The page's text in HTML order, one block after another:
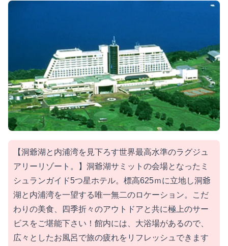
【洞爺湖と内浦湾を見下ろす世界最高水準のラグジュ
アリーリゾート。】洞爺湖サミットの会場となったミ
シュランガイド5つ星ホテル。標高625ｍに立地し洞爺
湖と内浦湾を一望する唯一無二のロケーション。こだ
わりの美食、四季折々のアウトドアと共に極上のサー
ビスをご堪能下さい！館内には、大浴場があるので、
広々としたお風呂で旅の疲れをリフレッシュできます